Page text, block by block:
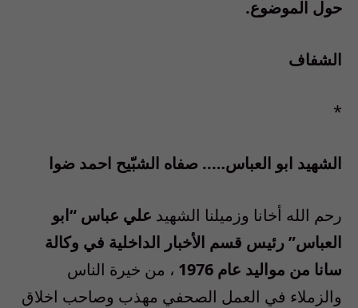
حول الموضوع.
الشفاف
*
الشهيد ابو العباس….. صفاه الشبّيح احمد ضوا
رحم الله أخانا وزميلنا الشهيد علي عباس “ابو
العباس” رئيس قسم الأخبار الداخلية في وكالة
سانا من مواليد عام 1976
، من خيرة الناس
والزملاء في العمل الصحفي مهذب وصاحب اخلاق